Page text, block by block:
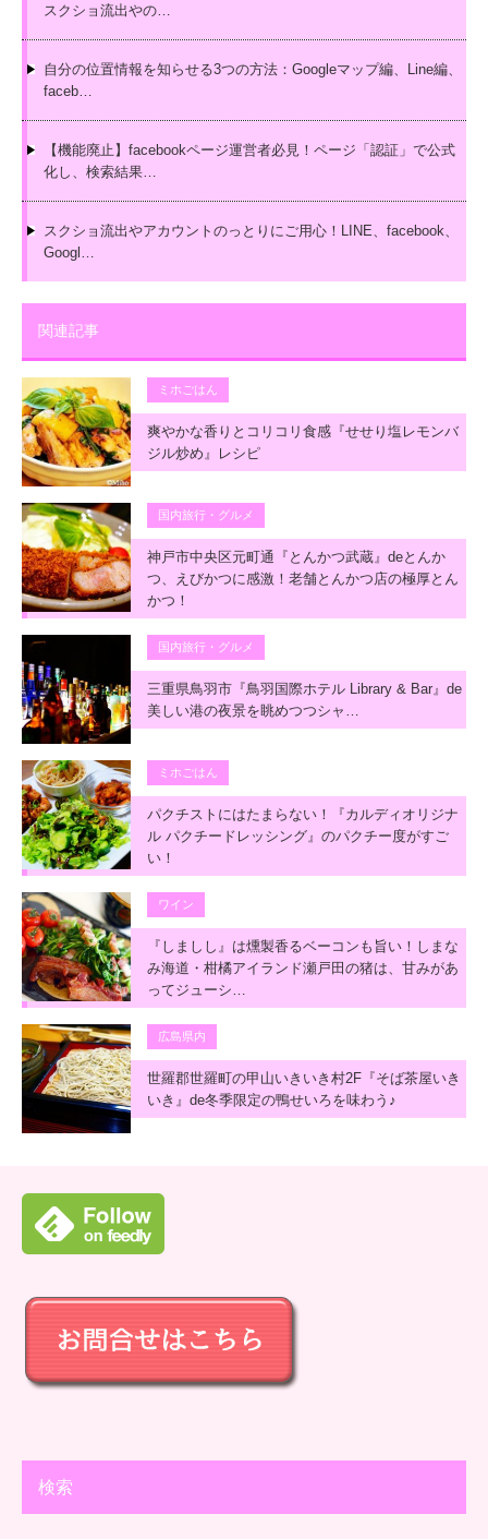
スクショ流出やの…
自分の位置情報を知らせる3つの方法：Googleマップ編、Line編、
faceb…
【機能廃止】facebookページ運営者必見！ページ「認証」で公式
化し、検索結果…
スクショ流出やアカウントのっとりにご用心！LINE、facebook、
Googl…
関連記事
ミホごはん
爽やかな香りとコリコリ食感『せせり塩レモンバ
ジル炒め』レシピ
国内旅行・グルメ
神戸市中央区元町通『とんかつ武蔵』deとんか
つ、えびかつに感激！老舗とんかつ店の極厚とん
かつ！
国内旅行・グルメ
三重県鳥羽市『鳥羽国際ホテル Library & Bar』de
美しい港の夜景を眺めつつシャ…
ミホごはん
パクチストにはたまらない！『カルディオリジナ
ル パクチードレッシング』のパクチー度がすご
い！
ワイン
『しましし』は燻製香るベーコンも旨い！しまな
み海道・柑橘アイランド瀬戸田の猪は、甘みがあ
ってジューシ…
広島県内
世羅郡世羅町の甲山いきいき村2F『そば茶屋いき
いき』de冬季限定の鴨せいろを味わう♪
検索